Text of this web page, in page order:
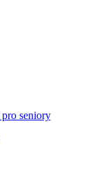
pro seniory